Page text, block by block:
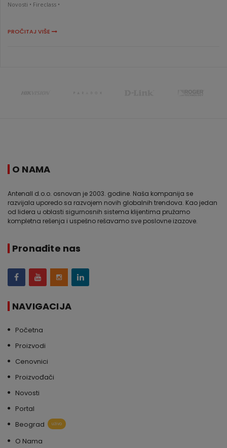
Novosti • Fireclass •
PROČITAJ VIŠE
O NAMA
Antenall d.o.o. osnovan je 2003. godine. Naša kompanija se
razvijala uporedo sa razvojem novih globalnih trendova. Kao jedan
od lidera u oblasti sigurnosnih sistema klijentima pružamo
kompletna rešenja i uspešno rešavamo sve poslovne izazove.
Pronađite nas
NAVIGACIJA
Početna
Proizvodi
Cenovnici
Proizvođači
Novosti
Portal
Beograd
uživo
O Nama